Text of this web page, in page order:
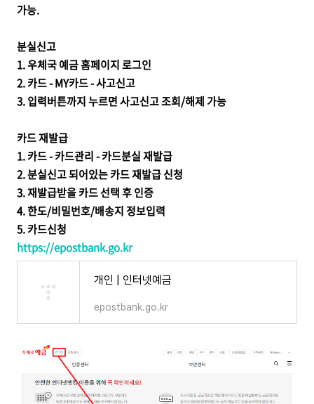
가능.
분실신고
1.우체국 예금 홈페이지 로그인
2. 카드 - MY카드 - 사고신고
3. 입력버튼까지 누르면 사고신고 조회/해제 가능
카드 재발급
1. 카드 - 카드관리 - 카드분실 재발급
2. 분실신고 되어있는 카드 재발급 신청
3. 재발급받을 카드 선택 후 인증
4.한도/비밀번호/배송지 정보입력
5. 카드신청
https://epostbank.go.kr
개인 | 인터넷예금
epostbank.go.kr